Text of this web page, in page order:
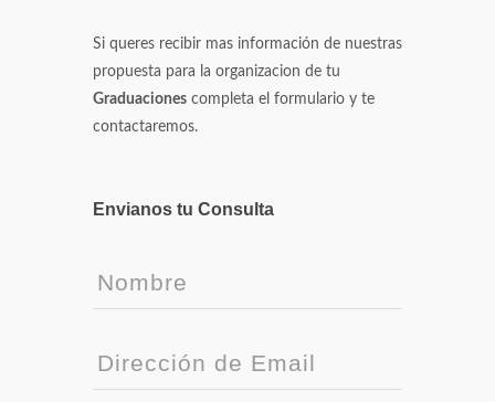
Si queres recibir mas información de nuestras
propuesta para la organizacion de tu
Graduaciones completa el formulario y te
contactaremos.
Envianos tu Consulta